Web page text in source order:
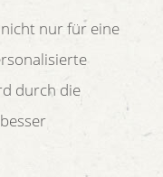
nur für eine
durch die